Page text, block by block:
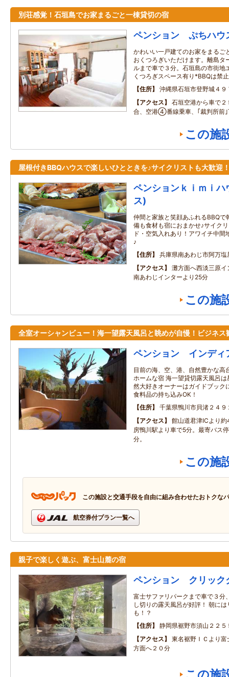
別荘感覚！石垣島でお家まるごと一棟貸切の宿
ペンション ぷちハウ
かわいい一戸建てのお家をまるご
おくつろぎいただけます。離島タ
ルまで車で３分。石垣島の市街地
くつろぎスペース有り*BBQは禁止
住所
沖縄県石垣市登野城４
アクセス
石垣空港から車で
合、空港④番線乗車、｢裁判所前｣
この施
屋根付きBBQハウスで楽しいひとときを♪サイクリストも大歓迎
ペンションｋｉｍｉ
ス)
仲間と家族と笑顔あふれるBBQ
備も食材も宿におまかせ♪サイク
ド・空気入れあり！アワイチ中
♪
住所
兵庫県南あわじ市阿万塩
アクセス
灘方面へ西淡三原
南あわじインターより25分
この施
全室オーシャンビュー！海一望露天風呂と眺めが自慢！ビジネス
ペンション インディ
目前の海、空、港、自然豊かな高
ホームな宿 海一望貸切露天風呂
然大好きオーナーはガイドブッ
食料品の持ち込みOK！
住所
千葉県鴨川市貝渚２４９
アクセス
館山道君津ICより
房鴨川駅より車で5分。最寄バス
分。
この施
この施設と交通手段を自由に組み合わせたおトクな
航空券付プラン一覧へ
親子で楽しく遊ぶ、富士山麓の宿
ペンション クリック
富士サファリパークまで車で３分
し切りの露天風呂が好評！ 朝に
も！？
住所
静岡県裾野市須山２２５
アクセス
東名裾野ＩＣより
方面へ２０分